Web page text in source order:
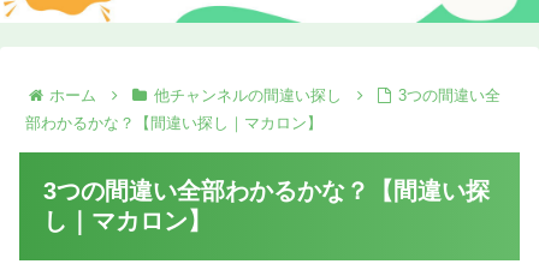
ホーム 他チャンネルの間違い探し
3つの間違い全
部わかるかな？【間違い探し｜マカロン】
3つの間違い全部わかるかな？【間違い探
し｜マカロン】